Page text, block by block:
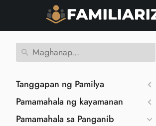
Tanggapan ng Pamilya
Pamamahala ng kayamanan
Pamamahala sa Panganib